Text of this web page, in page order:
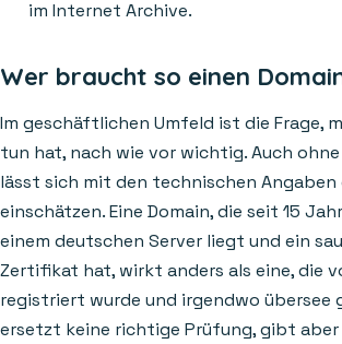
im Internet Archive.
Wer braucht so einen
Im geschäftlichen Umfeld ist die Frage,
tun hat, nach wie vor wichtig. Auch
lässt sich mit den technischen Angaben
einschätzen. Eine Domain, die seit 15
einem deutschen Server liegt und ein
Zertifikat hat, wirkt anders als eine, die
registriert wurde und irgendwo übersee
ersetzt keine richtige Prüfung, gibt aber